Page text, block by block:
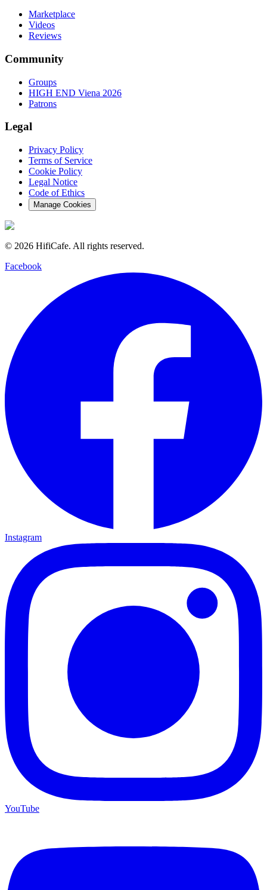
Marketplace
Videos
Reviews
Community
Groups
HIGH END Viena 2026
Patrons
Legal
Privacy Policy
Terms of Service
Cookie Policy
Legal Notice
Code of Ethics
Manage Cookies
© 2026 HifiCafe. All rights reserved.
Facebook
Instagram
YouTube